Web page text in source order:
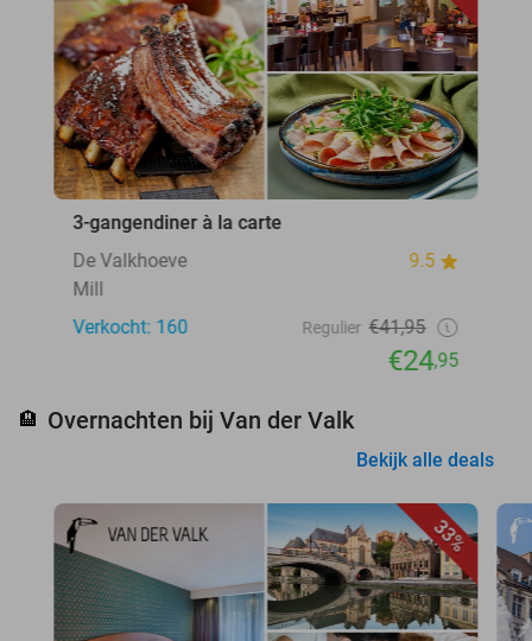
3-gangendiner à la carte
De Valkhoeve
9.5
Mill
Verkocht: 160
Regulier €41,95
€24,95
🏨 Overnachten bij Van der Valk
Bekijk alle deals
33%